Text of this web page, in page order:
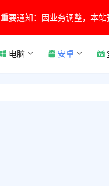
重要通知：因业务调整，本
电脑 安卓